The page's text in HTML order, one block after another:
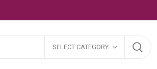
SELECT CATEGORY